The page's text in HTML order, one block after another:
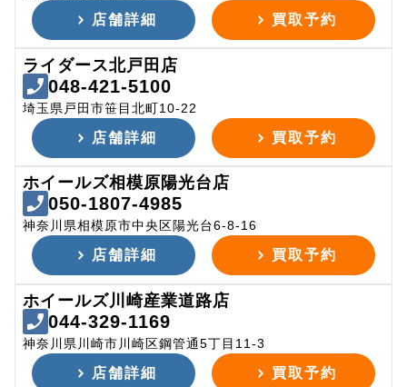
店舗詳細 買取予約
ライダース北戸田店
048-421-5100
埼玉県戸田市笹目北町10-22
店舗詳細 買取予約
ホイールズ相模原陽光台店
050-1807-4985
神奈川県相模原市中央区陽光台6-8-16
店舗詳細 買取予約
ホイールズ川崎産業道路店
044-329-1169
神奈川県川崎市川崎区鋼管通5丁目11-3
店舗詳細 買取予約